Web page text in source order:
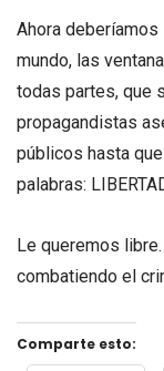
Ahora
mundo, las
todas partes, que
propagandistas
públicos hasta
palabras:
Le queremos
combatiendo el
Comparte esto: